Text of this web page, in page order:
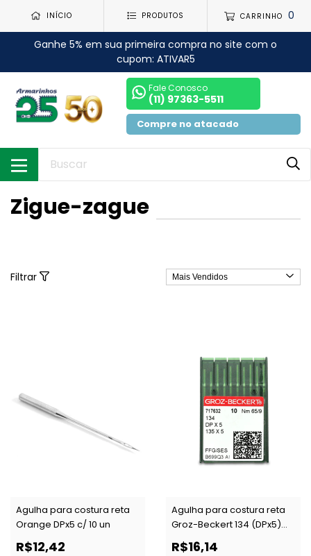
INÍCIO PRODUTOS CARRINHO 0
Ganhe 5% em sua primeira compra no site com o
cupom: ATIVAR5
Fale Conosco
(11) 97363-5511
Compre no atacado
Zigue-zague
Filtrar
Agulha para costura reta
Orange DPx5 c/ 10 un
R$12,42
Agulha para costura reta
Groz-Beckert 134 (DPx5)
FFG/SES c/10 un
R$16,14